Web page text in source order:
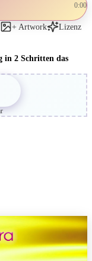
0:00
+ Artwork
Lizenz
in 2 Schritten das